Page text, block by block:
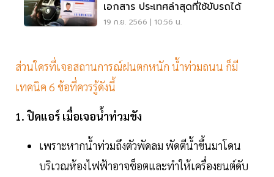
เอกสาร ประเทศล่าสุดที่ใช้ขับรถได้
19 ก.ย. 2566 | 10:56 น.
ส่วนใครที่เจอสถานการณ์ฝนตกหนัก น้ำท่วมถนน ก็มี
เทคนิค 6 ข้อที่ควรรู้ดังนี้
1. ปิดแอร์ เมื่อเจอน้ำท่วมขัง
เพราะหากน้ำท่วมถึงตัวพัดลม พัดตีน้ำขึ้นมาโดน
บริเวณห้องไฟฟ้าอาจช็อตและทำให้เครื่องยนต์ดับ